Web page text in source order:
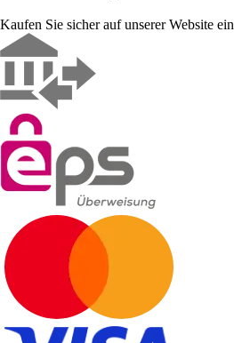
Kaufen Sie sicher auf unserer Website ein